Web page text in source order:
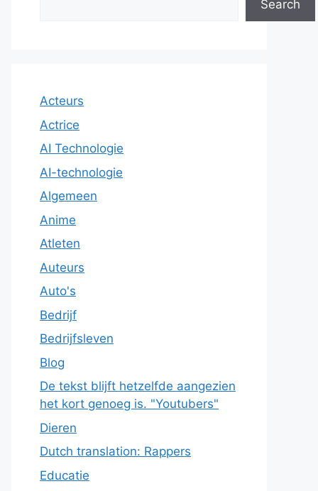
Search
Acteurs
Actrice
AI Technologie
AI-technologie
Algemeen
Anime
Atleten
Auteurs
Auto's
Bedrijf
Bedrijfsleven
Blog
De tekst blijft hetzelfde aangezien
het kort genoeg is. "Youtubers"
Dieren
Dutch translation: Rappers
Educatie